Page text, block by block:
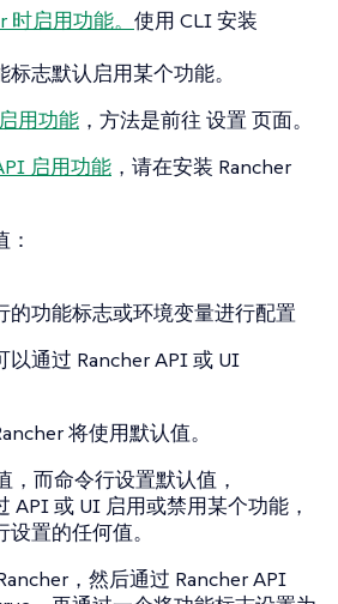
时启用功能。 使用 CLI 安装
志默认启用某个功能。
用功能 ，方法是前往 设置 页面。
启用功能 ，请在安装 Rancher
的功能标志或环境变量进行配置
以通过 Rancher API 或 UI
将使用默认值。
，而命令行设置默认值，
API 或 UI 启用或禁用某个功能，
置的任何值。
，然后通过 Rancher API